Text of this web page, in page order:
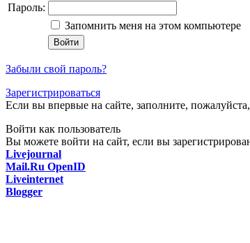
Пароль:
Запомнить меня на этом компьютере
Забыли свой пароль?
Зарегистрироваться
Если вы впервые на сайте, заполните,
Войти как пользователь
Вы можете войти на сайт, если вы
Livejournal
Mail.Ru OpenID
Liveinternet
Blogger